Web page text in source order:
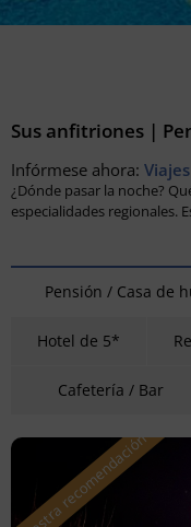
Sus anfitriones |
Infórmese ahora: Viajes
¿Dónde pasar la noche?
especialidades regionales.
Pensión / Casa de
Hotel de 5*
Cafetería / Bar